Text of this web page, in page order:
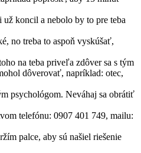
koncil a nebolo by to pre teba
no treba to aspoň vyskúšať,
na teba priveľa zdôver sa s tým
dôverovať, napríklad: otec,
psychológom. Neváhaj sa obrátiť
telefónu: 0907 401 749, mailu:
palce, aby sú našiel riešenie